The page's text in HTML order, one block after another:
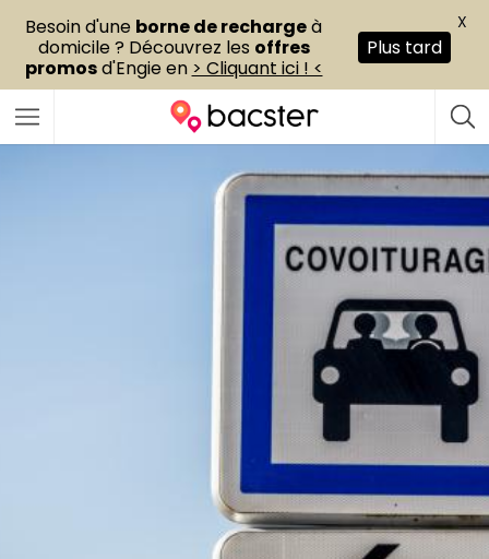
Besoin d'une borne de rechargeà
domicile ? Découvrez les offres
promosd'Engie en > Cliquant ici ! <
Plus tard
X